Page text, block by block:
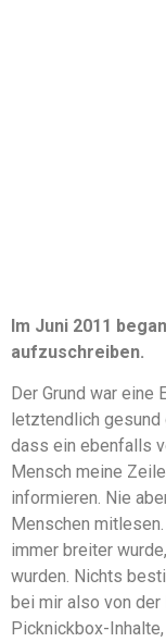
Im Juni 2011
aufzuschreiben.
Der Grund war eine
letztendlich gesund
dass ein ebenfalls
Mensch meine
informieren. Nie
Menschen
immer breiter
wurden. Nichts
bei mir also von der
Picknickbox-